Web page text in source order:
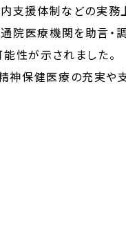
支援体制などの実務
院医療機関を助言・
性が示されました。
神保健医療の充実や